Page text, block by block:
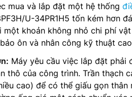
mua và lắp đặt một hệ thống
U-34PR1H5 tốn kém hơn
khoản không nhỏ chi phí
ôn và nhân công kỹ thuật
Máy yêu cầu việc lắp đặt phải
thô của công trình. Trần thạch
cao) để có thể giấu gọn thân